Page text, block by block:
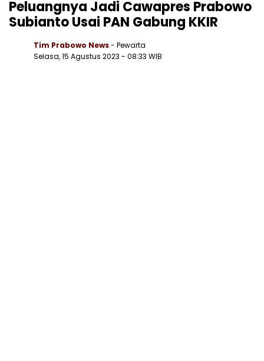
Peluangnya Jadi Cawapres Prabowo
Subianto Usai PAN Gabung KKIR
Tim Prabowo News- Pewarta
Selasa, 15 Agustus 2023 - 08:33 WIB